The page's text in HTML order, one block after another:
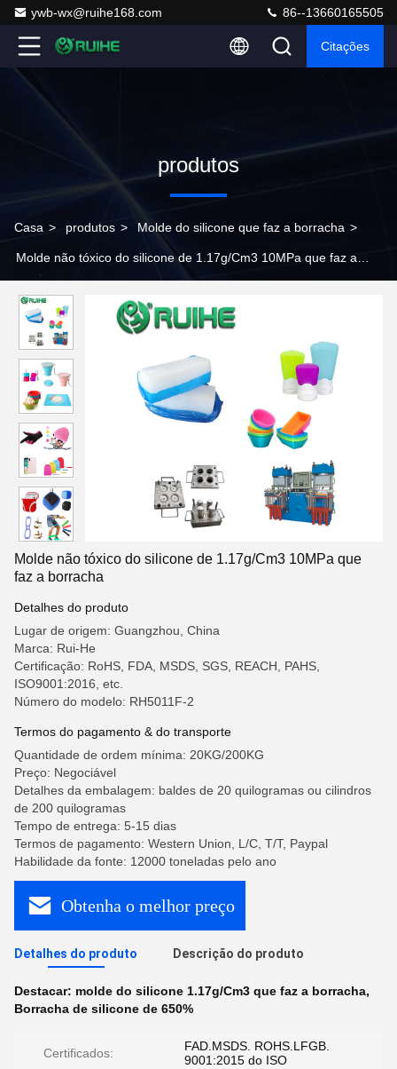
ywb-wx@ruihe168.com 86--13660165505
Citações
produtos
Casa > produtos > Molde do silicone que faz a borracha >
Molde não tóxico do silicone de 1.17g/Cm3 10MPa que faz a
Molde não tóxico do silicone de 1.17g/Cm3 10MPa que
faz a borracha
Detalhes do produto
Lugar de origem: Guangzhou, China
Marca: Rui-He
Certificação: RoHS, FDA, MSDS, SGS, REACH, PAHS,
ISO9001:2016, etc.
Número do modelo: RH5011F-2
Termos do pagamento & do transporte
Quantidade de ordem mínima: 20KG/200KG
Preço: Negociável
Detalhes da embalagem: baldes de 20 quilogramas ou cilindros
de 200 quilogramas
Tempo de entrega: 5-15 dias
Termos de pagamento: Western Union, L/C, T/T, Paypal
Habilidade da fonte: 12000 toneladas pelo ano
Obtenha o melhor preço
Detalhes do produto Descrição do produto
Destacar: molde do silicone 1.17g/Cm3 que faz a borracha,
Borracha de silicone de 650%
Certificados:
FAD.MSDS. ROHS.LFGB.
9001:2015 do ISO